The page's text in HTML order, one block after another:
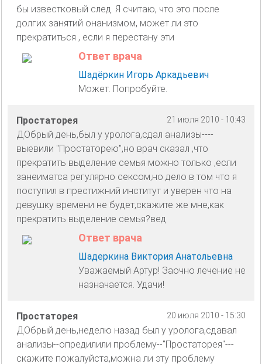
бы известковый след. Я считаю, что это после
долгих занятий онанизмом, может ли это
прекратиться , если я перестану эти
Ответ врача
Шадёркин Игорь Аркадьевич
Может. Попробуйте.
21 июля 2010 - 10:43
Простаторея
ДОбрый день,был у уролога,сдал анализы----
выевили "Простаторею",но врач сказал ,что
прекратить выделение семья можно только ,если
занеиматса регулярно сексом,но дело в том что я
поступил в престижний институт и уверен что на
девушку времени не будет,скажите же мне,как
прекратить выделение семья?вед
Ответ врача
Шадеркина Виктория Анатольевна
Уважаемый Артур! Заочно лечение не
назначается. Удачи!
20 июля 2010 - 15:30
Простаторея
ДОбрый день,неделю назад был у уролога,сдавал
анализы--опредилили проблему--"Простаторея"---
скажите пожалуйста,можна ли эту проблему